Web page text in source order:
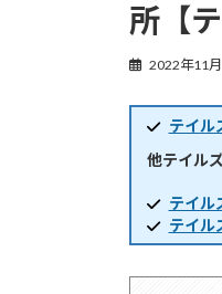
所【
2022年11
テイル
他テイル
テイル
テイル